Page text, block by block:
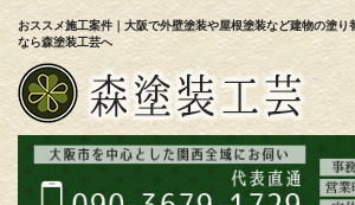
おススメ施工案件｜大阪で外壁塗装や屋根塗装など建物の塗り
なら森塗装工芸へ